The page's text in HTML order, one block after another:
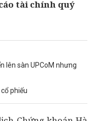
tài chính quý
lên sàn UPCoM nhưng
phiếu